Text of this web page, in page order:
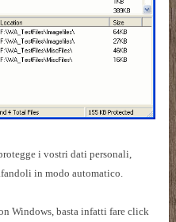
i vostri dati personali,
in modo automatico.
Windows, basta infatti fare click